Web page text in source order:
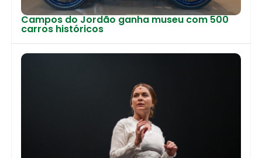
Campos do Jordão ganha museu com 500
carros históricos